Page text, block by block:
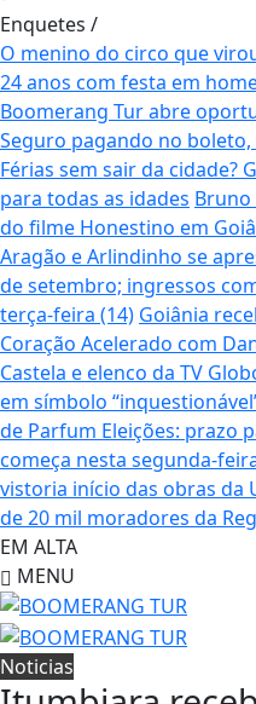
Enquetes /
O menino do circo que
24 anos com festa em
Boomerang Tur abre
Seguro pagando no boleto,
Férias sem sair da cidade?
para todas as idades Bruno
do filme Honestino em
Aragão e Arlindinho se
de setembro; ingressos
terça-feira (14) Goiânia
Coração Acelerado com
Castela e elenco da TV
em símbolo
de Parfum Eleições: prazo
começa nesta segunda-
vistoria início das obras da
de 20 mil moradores da
EM ALTA
MENU
Noticias